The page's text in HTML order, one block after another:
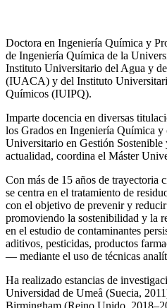
Doctora en Ingeniería Química y
de Ingeniería Química de la
Instituto Universitario del Agua y
(IUACA) y del Instituto
Químicos (IUIPQ).
Imparte docencia en diversas
los Grados en Ingeniería Química
Universitario en Gestión
actualidad, coordina el Máster
Con más de 15 años de trayectoria
se centra en el tratamiento de
con el objetivo de prevenir y
promoviendo la sostenibilidad y la
en el estudio de contaminantes
aditivos, pesticidas, productos
— mediante el uso de técnicas
Ha realizado estancias de
Universidad de Umeå (Suecia,
Birmingham (Reino Unido,